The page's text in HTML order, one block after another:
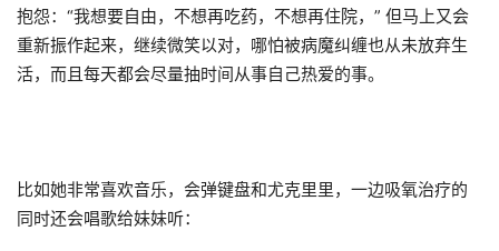
抱怨：“我想要自由，不想再吃药，不想再住院，” 但马上又会
重新振作起来，继续微笑以对，哪怕被病魔纠缠也从未放弃生
活，而且每天都会尽量抽时间从事自己热爱的事。
比如她非常喜欢音乐，会弹键盘和尤克里里，一边吸氧治疗的
同时还会唱歌给妹妹听：